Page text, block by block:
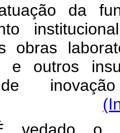
da
obras
e outros
de